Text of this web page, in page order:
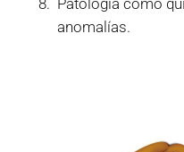
Patología como
anomalías.